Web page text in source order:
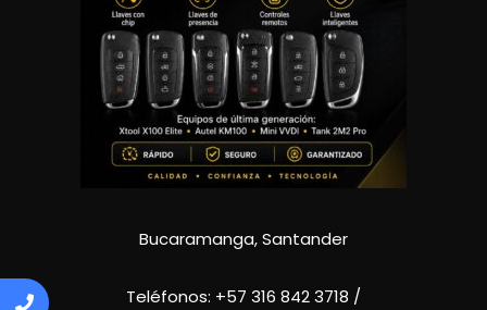
Bucaramanga, Santander
Teléfonos: +57 316 842 3718 /